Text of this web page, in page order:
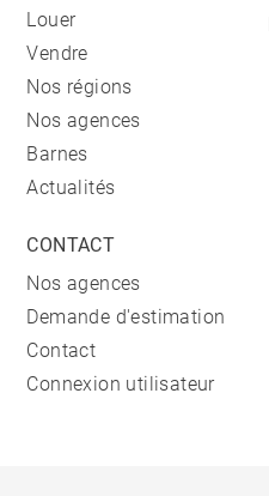
Louer
Vendre
Nos régions
Nos agences
Barnes
Actualités
CONTACT
Nos agences
Demande d'estimation
Contact
Connexion utilisateur